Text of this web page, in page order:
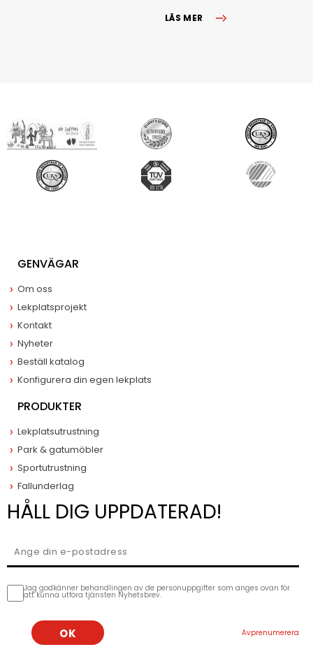
LÄS MER
GENVÄGAR
Om oss
Lekplatsprojekt
Kontakt
Nyheter
Beställ katalog
Konfigurera din egen lekplats
PRODUKTER
Lekplatsutrustning
Park & gatumöbler
Sportutrustning
Fallunderlag
HÅLL DIG UPPDATERAD!
Jag godkänner behandlingen av de personuppgifter som anges ovan för
att kunna utföra tjänsten Nyhetsbrev.